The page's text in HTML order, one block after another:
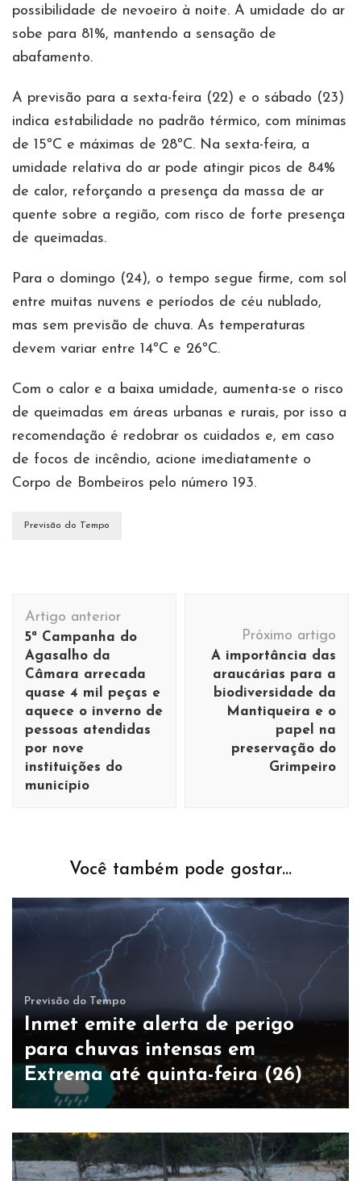
possibilidade de nevoeiro à noite. A umidade do ar
sobe para 81%, mantendo a sensação de
abafamento.
A previsão para a sexta-feira (22) e o sábado (23)
indica estabilidade no padrão térmico, com mínimas
de 15ºC e máximas de 28ºC. Na sexta-feira, a
umidade relativa do ar pode atingir picos de 84%
de calor, reforçando a presença da massa de ar
quente sobre a região, com risco de forte presença
de queimadas.
Para o domingo (24), o tempo segue firme, com sol
entre muitas nuvens e períodos de céu nublado,
mas sem previsão de chuva. As temperaturas
devem variar entre 14ºC e 26ºC.
Com o calor e a baixa umidade, aumenta-se o risco
de queimadas em áreas urbanas e rurais, por isso a
recomendação é redobrar os cuidados e, em caso
de focos de incêndio, acione imediatamente o
Corpo de Bombeiros pelo número 193.
Previsão do Tempo
Navegação
de
post
Artigo anterior
5ª Campanha do
Agasalho da
Câmara arrecada
quase 4 mil peças e
aquece o inverno de
pessoas atendidas
por nove
instituições do
município
Próximo artigo
A importância das
araucárias para a
biodiversidade da
Mantiqueira e o
papel na
preservação do
Grimpeiro
Você também pode gostar...
Previsão do Tempo
Inmet emite alerta de perigo
para chuvas intensas em
Extrema até quinta-feira (26)